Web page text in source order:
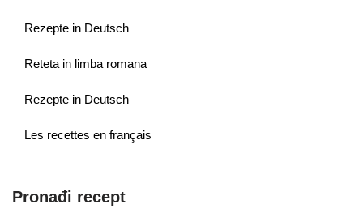
Rezepte in Deutsch
Reteta in limba romana
Rezepte in Deutsch
Les recettes en français
Pronađi recept